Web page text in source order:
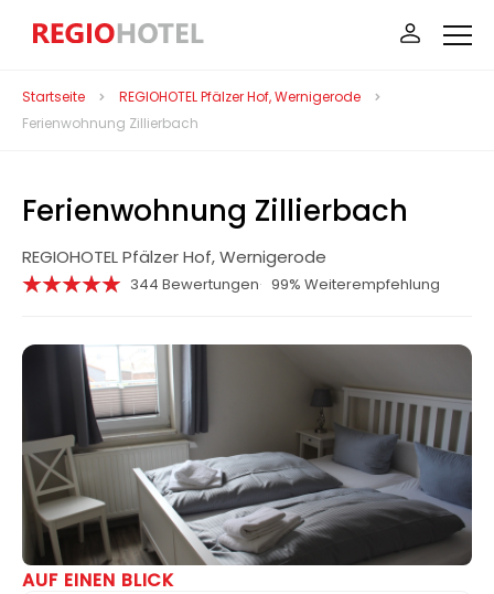
Startseite
REGIOHOTEL Pfälzer Hof, Wernigerode
Ferienwohnung Zillierbach
Ferienwohnung Zillierbach
REGIOHOTEL Pfälzer Hof, Wernigerode
344 Bewertungen 99% Weiterempfehlung
AUF EINEN BLICK